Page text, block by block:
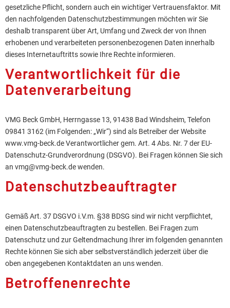
gesetzliche Pflicht, sondern auch ein wichtiger Vertrauensfaktor. Mit
den nachfolgenden Datenschutzbestimmungen möchten wir Sie
deshalb transparent über Art, Umfang und Zweck der von Ihnen
erhobenen und verarbeiteten personenbezogenen Daten innerhalb
dieses Internetauftritts sowie Ihre Rechte informieren.
Verantwortlichkeit für die
Datenverarbeitung
VMG Beck GmbH, Herrngasse 13, 91438 Bad Windsheim, Telefon
09841 3162 (im Folgenden: „Wir“) sind als Betreiber der Website
www.vmg-beck.de Verantwortlicher gem. Art. 4 Abs. Nr. 7 der EU-
Datenschutz-Grundverordnung (DSGVO). Bei Fragen können Sie sich
an vmg@vmg-beck.de wenden.
Datenschutzbeauftragter
Gemäß Art. 37 DSGVO i.V.m. §38 BDSG sind wir nicht verpflichtet,
einen Datenschutzbeauftragten zu bestellen. Bei Fragen zum
Datenschutz und zur Geltendmachung Ihrer im folgenden genannten
Rechte können Sie sich aber selbstverständlich jederzeit über die
oben angegebenen Kontaktdaten an uns wenden.
Betroffenenrechte